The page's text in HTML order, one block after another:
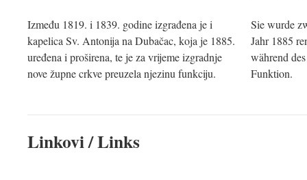
Između 1819. i 1839. godine izgrađena je i
kapelica Sv. Antonija na Dubačac, koja je 1885.
uređena i proširena, te je za vrijeme izgradnje
nove župne crkve preuzela njezinu funkciju.
Sie wurde
Jahr 1885
während
Funktion.
Linkovi / Links